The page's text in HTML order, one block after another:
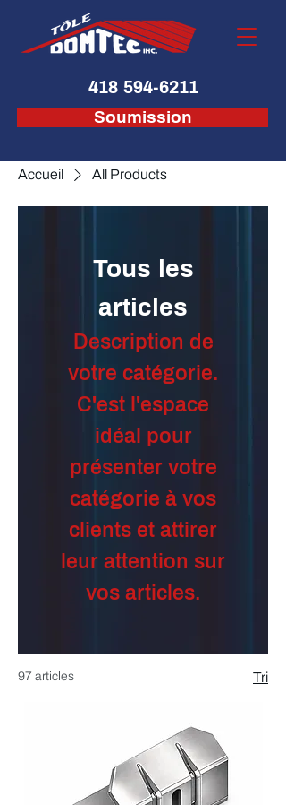
418 594-6211
Soumission
Accueil All Products
Tous les
articles
Description de
votre catégorie.
C'est l'espace
idéal pour
présenter votre
catégorie à vos
clients et attirer
leur attention sur
vos articles.
97 articles Tri